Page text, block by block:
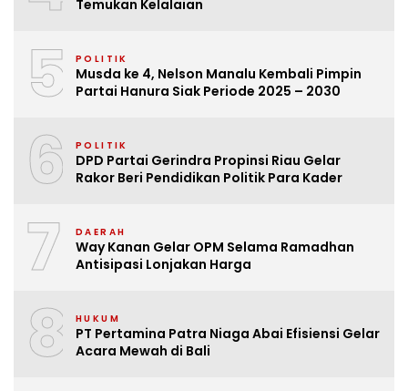
Temukan Kelalaian
5 POLITIK
Musda ke 4, Nelson Manalu Kembali Pimpin
Partai Hanura Siak Periode 2025 – 2030
6 POLITIK
DPD Partai Gerindra Propinsi Riau Gelar
Rakor Beri Pendidikan Politik Para Kader
7 DAERAH
Way Kanan Gelar OPM Selama Ramadhan
Antisipasi Lonjakan Harga
8 HUKUM
PT Pertamina Patra Niaga Abai Efisiensi Gelar
Acara Mewah di Bali